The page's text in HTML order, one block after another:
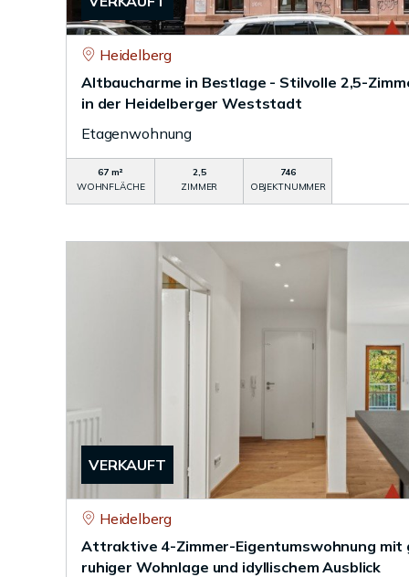
Heidelberg
Altbaucharme in Bestlage - Stilvolle 2,5-
in der Heidelberger Weststadt
Etagenwohnung
67 m²
WOHNFLÄCHE
2,5
ZIMMER
746
OBJEKTNUMMER
VERKAUFT
Heidelberg
Attraktive 4-Zimmer-Eigentumswohnung mit
ruhiger Wohnlage und idyllischem Ausblick